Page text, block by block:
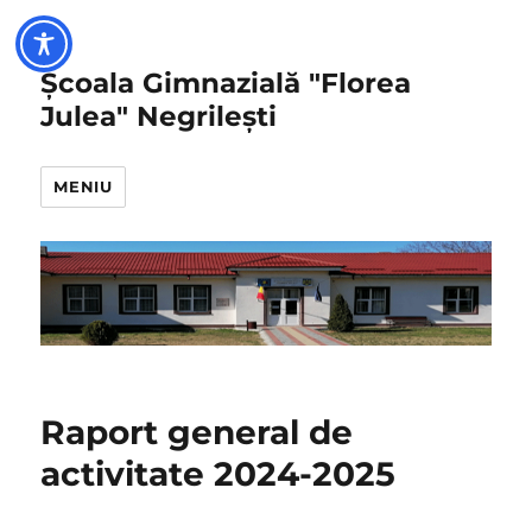
Școala Gimnazială "Florea
Julea" Negrilești
MENIU
Raport general de
activitate 2024-2025